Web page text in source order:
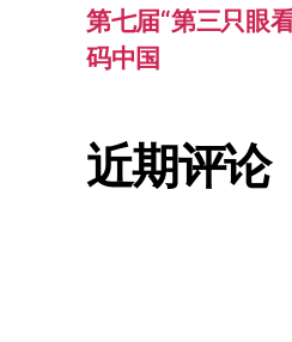
第七届“第三只眼
码中国
近期评论